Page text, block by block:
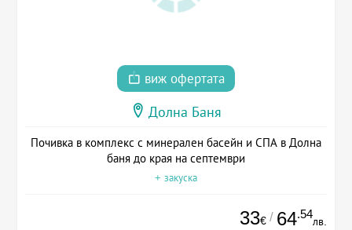
виж офертата
Долна Баня
Почивка в комплекс с минерален басейн и СПА в Долна
баня до края на септември
+ закуска
33€ / 64.54
лв.